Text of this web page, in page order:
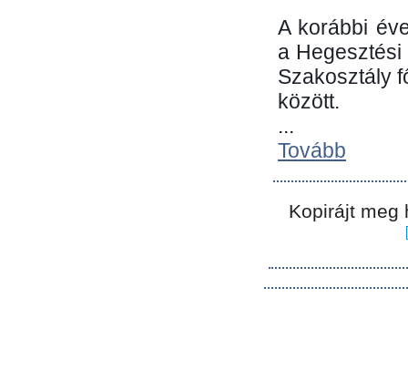
A korábbi
a
Szakosztály
között.
...
Tovább
Kopirájt meg